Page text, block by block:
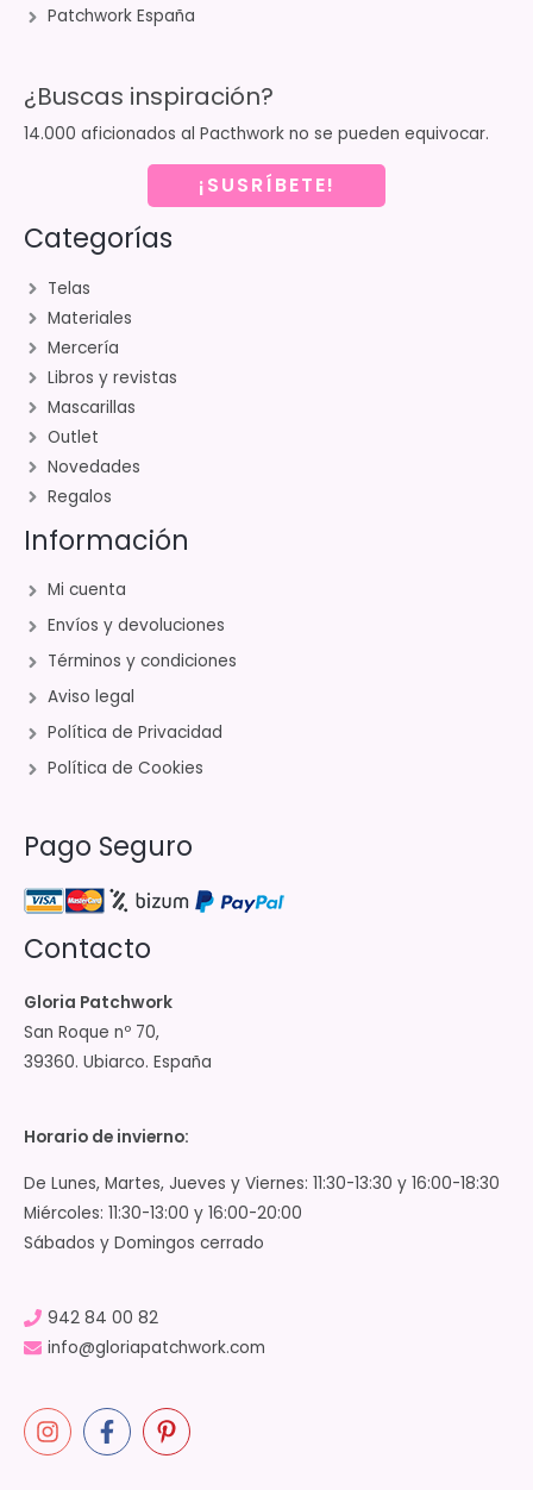
Patchwork España
¿Buscas inspiración?
14.000 aficionados al Pacthwork no se pueden equivocar.
¡SUSRÍBETE!
Categorías
Telas
Materiales
Mercería
Libros y revistas
Mascarillas
Outlet
Novedades
Regalos
Información
Mi cuenta
Envíos y devoluciones
Términos y condiciones
Aviso legal
Política de Privacidad
Política de Cookies
Pago Seguro
Contacto
Gloria Patchwork
San Roque nº 70,
39360. Ubiarco. España
Horario de invierno:
De Lunes, Martes, Jueves y Viernes: 11:30-13:30 y 16:00-18:30
Miércoles: 11:30-13:00 y 16:00-20:00
Sábados y Domingos cerrado
942 84 00 82
info@gloriapatchwork.com